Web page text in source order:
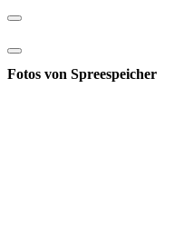
Fotos von Spreespeicher